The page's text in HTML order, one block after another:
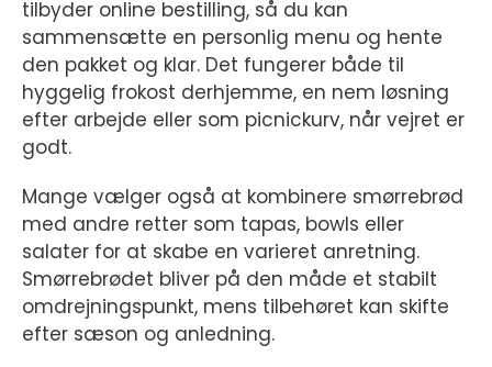
tilbyder online bestilling, så du kan
sammensætte en personlig menu og hente
den pakket og klar. Det fungerer både til
hyggelig frokost derhjemme, en nem løsning
efter arbejde eller som picnickurv, når vejret er
godt.
Mange vælger også at kombinere smørrebrød
med andre retter som tapas, bowls eller
salater for at skabe en varieret anretning.
Smørrebrødet bliver på den måde et stabilt
omdrejningspunkt, mens tilbehøret kan skifte
efter sæson og anledning.